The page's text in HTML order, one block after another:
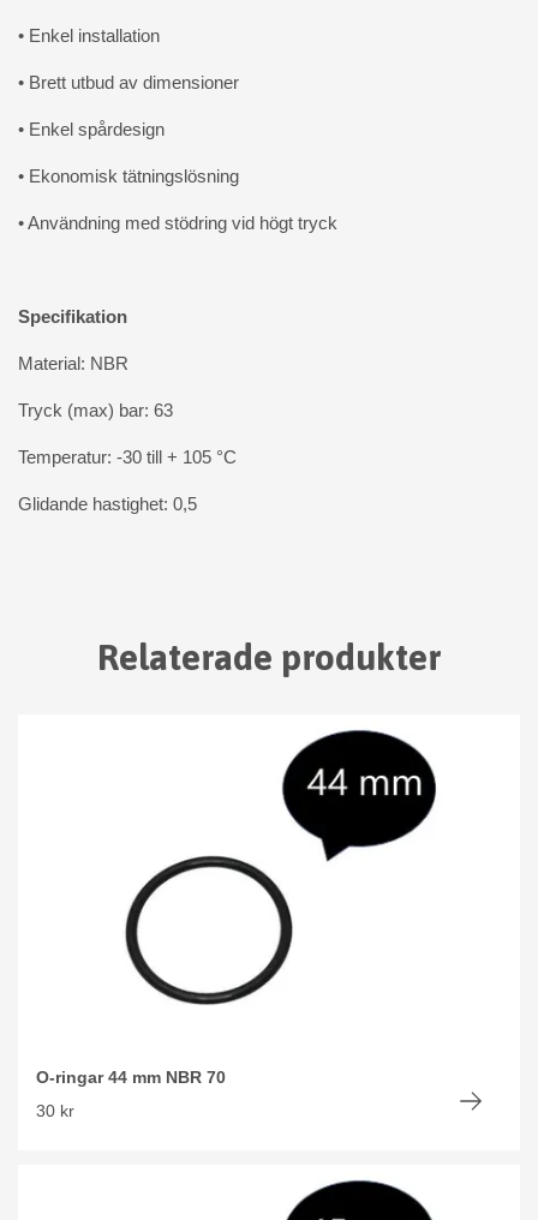
• Enkel installation
• Brett utbud av dimensioner
• Enkel spårdesign
• Ekonomisk tätningslösning
• Användning med stödring vid högt tryck
Specifikation
Material: NBR
Tryck (max) bar: 63
Temperatur: -30 till + 105 °C
Glidande hastighet: 0,5
Relaterade produkter
O-ringar 44 mm NBR 70
30 kr